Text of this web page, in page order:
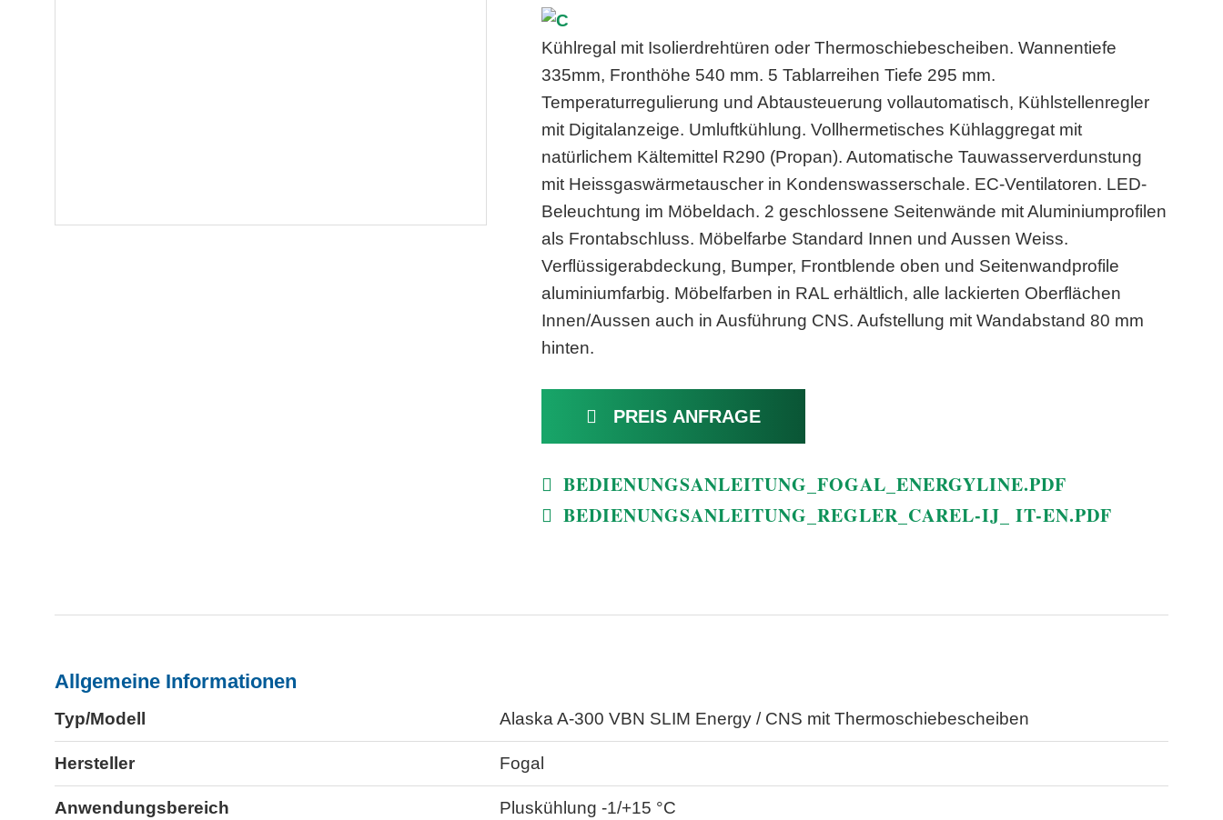
Kühlregal mit Isolierdrehtüren oder Thermoschiebescheiben. Wannentiefe
335mm, Fronthöhe 540 mm. 5 Tablarreihen Tiefe 295 mm.
Temperaturregulierung und Abtausteuerung vollautomatisch, Kühlstellenregler
mit Digitalanzeige. Umluftkühlung. Vollhermetisches Kühlaggregat mit
natürlichem Kältemittel R290 (Propan). Automatische Tauwasserverdunstung
mit Heissgaswärmetauscher in Kondenswasserschale. EC-Ventilatoren. LED-
Beleuchtung im Möbeldach. 2 geschlossene Seitenwände mit Aluminiumprofilen
als Frontabschluss. Möbelfarbe Standard Innen und Aussen Weiss.
Verflüssigerabdeckung, Bumper, Frontblende oben und Seitenwandprofile
aluminiumfarbig. Möbelfarben in RAL erhältlich, alle lackierten Oberflächen
Innen/Aussen auch in Ausführung CNS. Aufstellung mit Wandabstand 80 mm
hinten.
PREIS ANFRAGE
BEDIENUNGSANLEITUNG_FOGAL_ENERGYLINE.PDF
BEDIENUNGSANLEITUNG_REGLER_CAREL-IJ_ IT-EN.PDF
Allgemeine Informationen
Typ/Modell Alaska A-300 VBN SLIM Energy / CNS mit Thermoschiebescheiben
Hersteller Fogal
Anwendungsbereich Pluskühlung -1/+15 °C